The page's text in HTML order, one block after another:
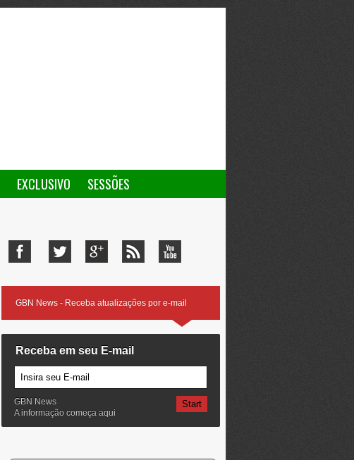
EXCLUSIVO
SESSÕES
GBN News - Receba atualizações por e-mail
Receba em seu E-mail
GBN News
A informação começa aqui